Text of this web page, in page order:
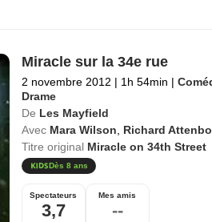
Miracle sur la 34e rue
2 novembre 2012 | 1h 54min |
Drame
De Les Mayfield
Avec Mara Wilson, Richard
Titre original Miracle on 34th Street
Dès 8 ans
Spectateurs
3,7
Mes amis
--